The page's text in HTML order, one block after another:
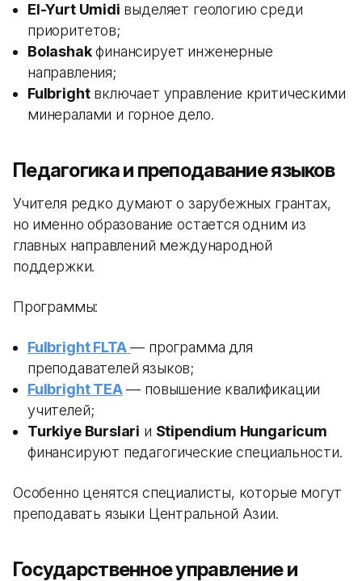
El-Yurt Umidi выделяет геологию среди
приоритетов;
Bolashakфинансирует инженерные
направления;
Fulbrightвключает управление критическими
минералами и горное дело.
Педагогика и преподавание языков
Учителя редко думают о зарубежных грантах,
но именно образование остается одним из
главных направлений международной
поддержки.
Программы:
Fulbright FLTA — программа для
преподавателей языков;
Fulbright TEA— повышение квалификации
учителей;
Turkiye Burslari и Stipendium Hungaricum
финансируют педагогические специальности.
Особенно ценятся специалисты, которые могут
преподавать языки Центральной Азии.
Государственное управление и